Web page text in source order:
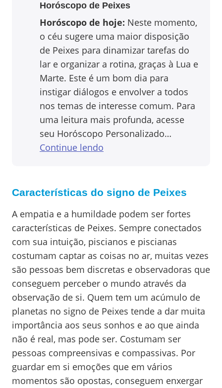
Horóscopo de Peixes
Horóscopo de hoje: Neste momento,
o céu sugere uma maior disposição
de Peixes para dinamizar tarefas do
lar e organizar a rotina, graças à Lua e
Marte. Este é um bom dia para
instigar diálogos e envolver a todos
nos temas de interesse comum. Para
uma leitura mais profunda, acesse
seu Horóscopo Personalizado…
Continue lendo
Características do signo de Peixes
A empatia e a humildade podem ser fortes
características de Peixes. Sempre conectados
com sua intuição, piscianos e piscianas
costumam captar as coisas no ar, muitas vezes
são pessoas bem discretas e observadoras que
conseguem perceber o mundo através da
observação de si. Quem tem um acúmulo de
planetas no signo de Peixes tende a dar muita
importância aos seus sonhos e ao que ainda
não é real, mas pode ser. Costumam ser
pessoas compreensivas e compassivas. Por
guardar em si emoções que em vários
momentos são opostas, conseguem enxergar